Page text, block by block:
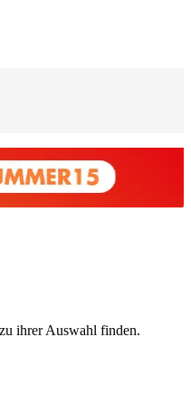
ihrer Auswahl finden.